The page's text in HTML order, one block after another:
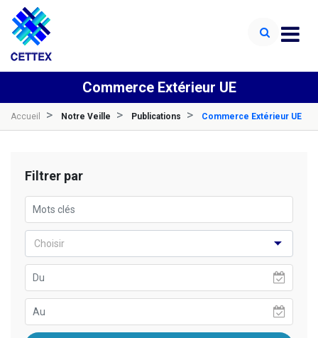
Commerce Extérieur UE
Accueil Notre Veille Publications Commerce Extérieur UE
Filtrer par